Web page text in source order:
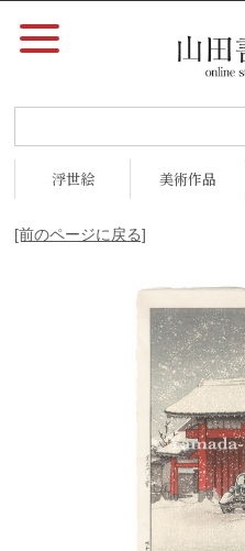
浮世絵 美術作品
[前のページに戻る]